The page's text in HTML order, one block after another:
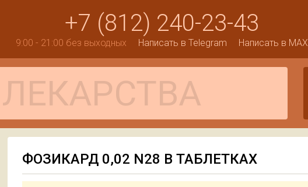
+7 (812) 240-23-43
9:00 - 21:00 без выходных Написать в Telegram Написать в MAX
ФОЗИКАРД 0,02 N28 В ТАБЛЕТКАХ